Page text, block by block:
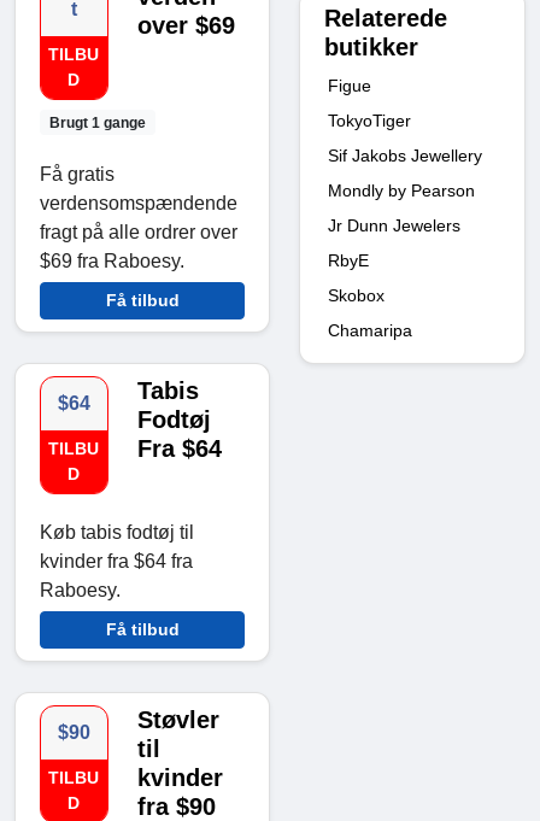
t
TILBU
D
Brugt 1 gange
over $69
Få gratis
verdensomspændende
fragt på alle ordrer over
$69 fra Raboesy.
Få tilbud
$64
TILBU
D
Tabis
Fodtøj
Fra $64
Køb tabis fodtøj til
kvinder fra $64 fra
Raboesy.
Få tilbud
$90
TILBU
D
Støvler
til
kvinder
fra $90
Relaterede
butikker
Figue
TokyoTiger
Sif Jakobs Jewellery
Mondly by Pearson
Jr Dunn Jewelers
RbyE
Skobox
Chamaripa